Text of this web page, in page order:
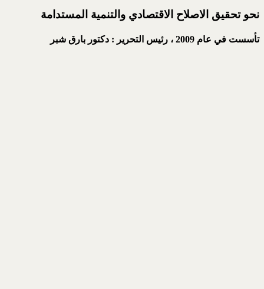
نحو تحقيق الاصلاح الاقتصادي والتنمية المستدامة
تأسست في عام 2009 ، رئيس التحرير : دكتور بارق شبر